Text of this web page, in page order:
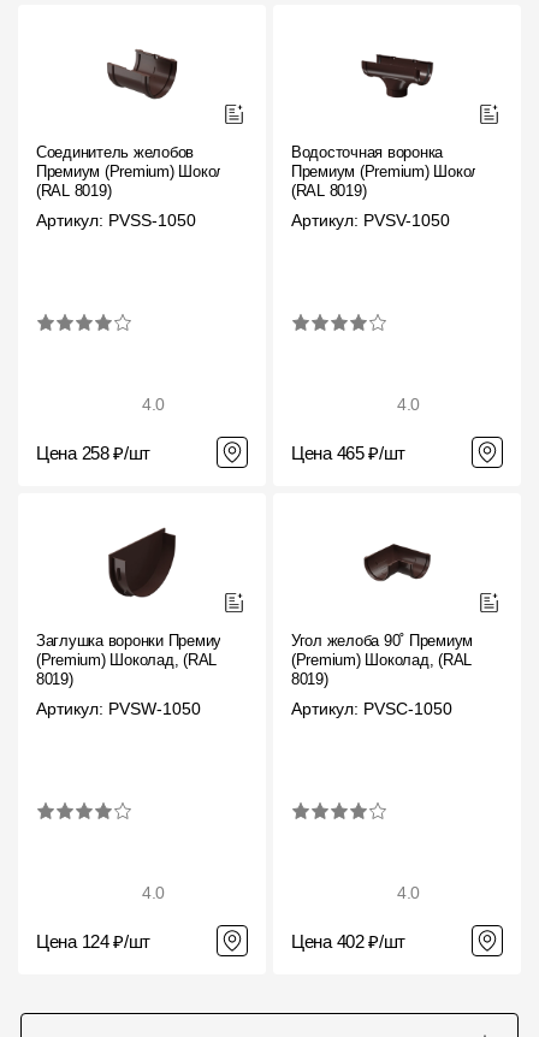
Соединитель желобов
Премиум (Premium) Шоколад,
(RAL 8019)
Артикул: PVSS-1050
4.0
Цена 258 ₽/шт
Водосточная воронка
Премиум (Premium) Шоколад,
(RAL 8019)
Артикул: PVSV-1050
4.0
Цена 465 ₽/шт
Заглушка воронки Премиум
(Premium) Шоколад, (RAL
8019)
Артикул: PVSW-1050
4.0
Цена 124 ₽/шт
Угол желоба 90˚ Премиум
(Premium) Шоколад, (RAL
8019)
Артикул: PVSC-1050
4.0
Цена 402 ₽/шт